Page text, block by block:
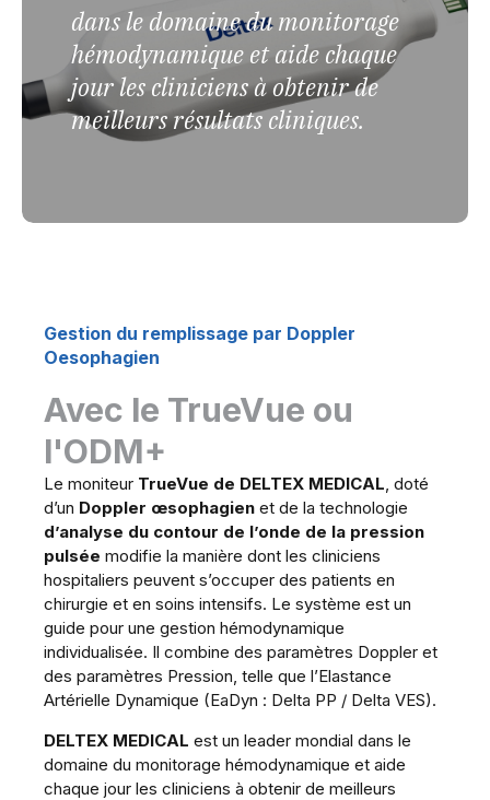
dans le domaine du monitorage
hémodynamique et aide chaque
jour les cliniciens à obtenir de
meilleurs résultats cliniques.
Gestion du remplissage par Doppler
Oesophagien
Avec le TrueVue ou
l'ODM+
Le moniteur TrueVue de DELTEX MEDICAL , doté
d’un Doppler œsophagien et de la technologie
d’analyse du contour de l’onde de la pression
pulsée modifie la manière dont les cliniciens
hospitaliers peuvent s’occuper des patients en
chirurgie et en soins intensifs. Le système est un
guide pour une gestion hémodynamique
individualisée. Il combine des paramètres Doppler et
des paramètres Pression, telle que l’Elastance
Artérielle Dynamique (EaDyn : Delta PP / Delta VES).
DELTEX MEDICAL est un leader mondial dans le
domaine du monitorage hémodynamique et aide
chaque jour les cliniciens à obtenir de meilleurs